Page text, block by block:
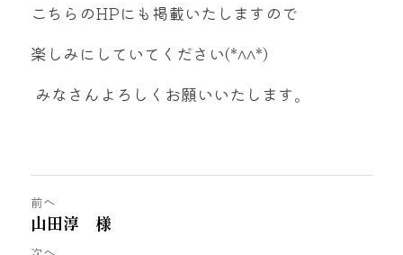
こちらのHPにも掲載いたしますので
楽しみにしていてください(*^^*)
みなさんよろしくお願いいたします。
前へ
山田淳 様